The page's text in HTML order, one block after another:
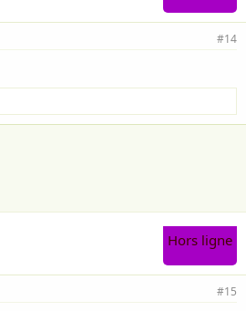
#14
Hors ligne
#15